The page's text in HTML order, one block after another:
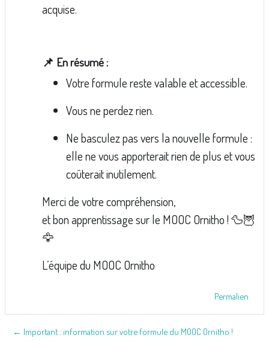
acquise.
📌 En résumé :
Votre formule reste valable et accessible.
Vous ne perdez rien.
Ne basculez pas vers la nouvelle formule :
elle ne vous apporterait rien de plus et vous
coûterait inutilement.
Merci de votre compréhension,
et bon apprentissage sur le MOOC Ornitho ! 🦆🦉
🦅
L’équipe du MOOC Ornitho
Permalien
← Important : information sur votre formule du MOOC Ornitho !